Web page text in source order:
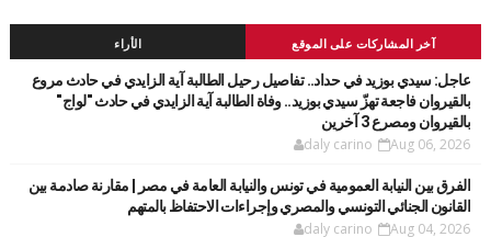
آخر المشاركات على الموقع الأراء
عاجل: سيدي بوزيد في حداد.. تفاصيل رحيل الطالبة آية الزايدي في حادث مروع
بالقيروان فاجعة تهزّ سيدي بوزيد.. وفاة الطالبة آية الزايدي في حادث "لواج"
بالقيروان ومصرع 3 آخرين
daly carino Aug 06, 2026
الفرق بين النيابة العمومية في تونس والنيابة العامة في مصر | مقارنة صادمة بين
القانون الجنائي التونسي والمصري وإجراءات الاحتفاظ بالمتهم
daly carino Aug 04, 2026